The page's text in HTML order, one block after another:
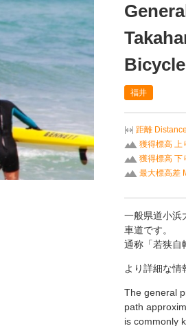
レンタサイクルがあ
福井
距離 Distance
獲得標高 上
獲得標高 下
最大標高差
一般県道小浜
車道です。
通称「若狭自
より詳細な情
The general
path
is commonly